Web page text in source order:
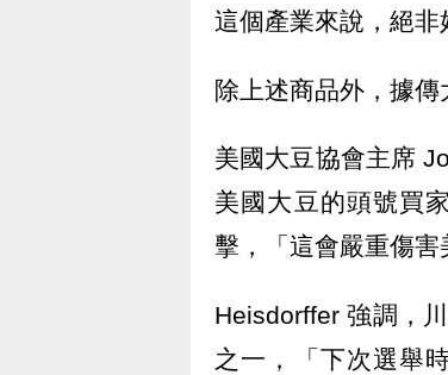
這個產業來說，絕非
除上述商品外，據傳
美國大豆協會主席
美國大豆的頭號買
擊，「這會嚴重傷害
Heisdorffer 強調，
之一，「下次選舉